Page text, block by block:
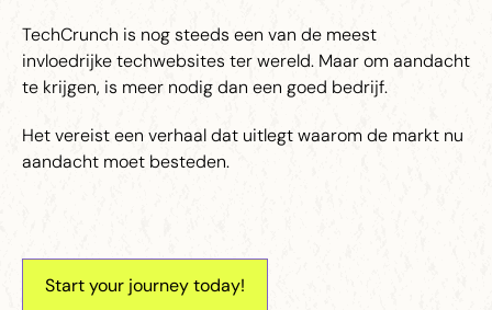
TechCrunch is nog steeds een van de meest
invloedrijke techwebsites ter wereld. Maar om aandacht
te krijgen, is meer nodig dan een goed bedrijf.
Het vereist een verhaal dat uitlegt waarom de markt nu
aandacht moet besteden.
Start your journey today!